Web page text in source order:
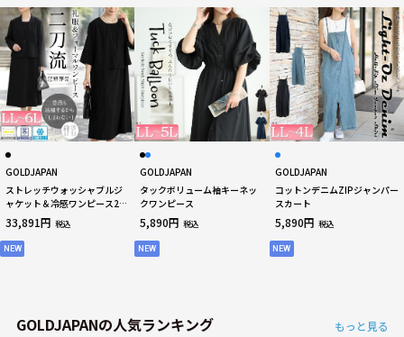
GOLDJAPAN
ストレッチウォッシャブルジ
ャケット＆冷感ワンピース2点
セット
33,891円 税込
NEW
GOLDJAPAN
タックボリューム袖キーネッ
クワンピース
5,890円 税込
NEW
GOLDJAPAN
コットンデニムZIPジャンパー
スカート
5,890円 税込
NEW
GOLDJAPANの人気ランキング もっと見る